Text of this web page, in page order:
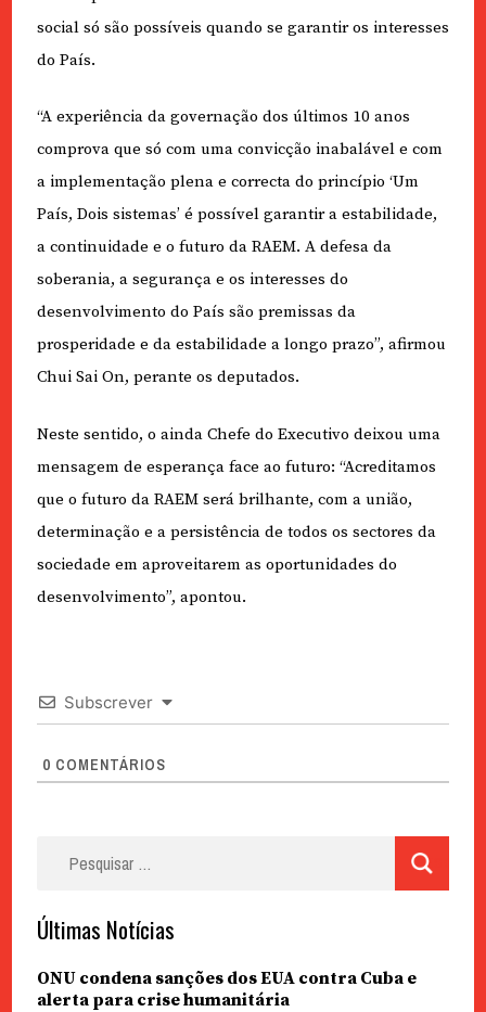
social só são possíveis quando se garantir os interesses
do País.
“A experiência da governação dos últimos 10 anos
comprova que só com uma convicção inabalável e com
a implementação plena e correcta do princípio ‘Um
País, Dois sistemas’ é possível garantir a estabilidade,
a continuidade e o futuro da RAEM. A defesa da
soberania, a segurança e os interesses do
desenvolvimento do País são premissas da
prosperidade e da estabilidade a longo prazo”, afirmou
Chui Sai On, perante os deputados.
Neste sentido, o ainda Chefe do Executivo deixou uma
mensagem de esperança face ao futuro: “Acreditamos
que o futuro da RAEM será brilhante, com a união,
determinação e a persistência de todos os sectores da
sociedade em aproveitarem as oportunidades do
desenvolvimento”, apontou.
Subscrever
0 COMENTÁRIOS
Últimas Notícias
ONU condena sanções dos EUA contra Cuba e
alerta para crise humanitária